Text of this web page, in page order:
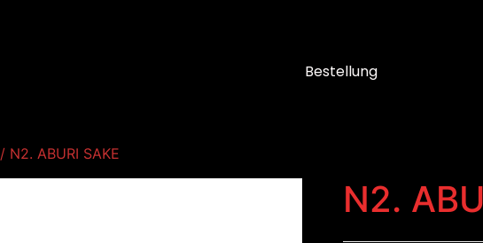
Bestellung
/ N2. ABURI SAKE
N2.